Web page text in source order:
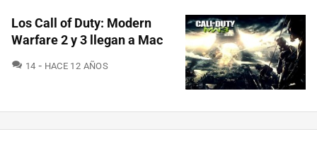
Los Call of Duty: Modern
Warfare 2 y 3 llegan a Mac
14 COMENTARIOS
HACE 12 AÑOS